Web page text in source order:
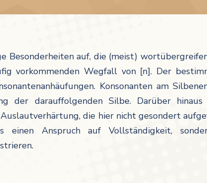
Besonderheiten auf, die (meist)
vorkommenden Wegfall von [n]. Der
Konsonanten am
der darauffolgenden Silbe. Darüber
die hier nicht gesondert
einen Anspruch auf Vollständigkeit,